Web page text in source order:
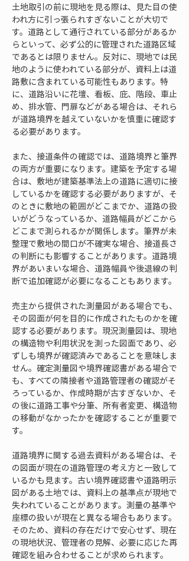
土地取引の前に現地を見る際は、見た目の使
われ方に引っ張られすぎないことが大切で
す。道路として通行されている部分があるか
らといって、必ず公的に管理された道路区域
であるとは限りません。反対に、現地では民
地のように使われている部分が、資料上は道
路敷に含まれている可能性もあります。特
に、道路沿いに花壇、看板、庇、階段、車止
め、排水管、門扉などがある場合は、それら
が道路境界を越えていないかを慎重に確認す
る必要があります。
また、接道条件の確認では、道路境界と筆界
の両方が重要になります。建築を予定する場
合は、敷地が建築基準法上の道路に適切に接
しているかを確認する必要がありますが、そ
のときに敷地の範囲がどこまでか、道路の扱
いがどうなっているか、道路幅員がどこから
どこまで測られるかが関係します。筆界が未
整理で敷地の間口が不確実な場合、接道長さ
の判断にも影響することがあります。道路境
界があいまいな場合、道路幅員や後退線の判
断で追加確認が必要になることもあります。
売主から提供された測量図がある場合でも、
その図面が何を目的に作成されたものかを確
認する必要があります。現況測量図は、現地
の構造物や利用状況を測った図面であり、必
ずしも境界が確認済みであることを意味しま
せん。確定測量図や境界確認書がある場合で
も、すべての隣接者や道路管理者の確認がそ
ろっているか、作成時期が古すぎないか、そ
の後に道路工事や分筆、所有者変更、構造物
の移動がなかったかを確認することが重要で
す。
道路境界に関する過去資料がある場合は、そ
の図面が現在の道路管理の考え方と一致して
いるかも見ます。古い境界確認書や道路明示
図がある土地では、資料上の基準点が現地で
失われていることがあります。測量の基準や
座標の扱いが現在と異なる場合もあります。
そのため、資料の存在だけで安心せず、現在
の現地状況、管理者の見解、必要に応じた再
確認を組み合わせることが求められます。